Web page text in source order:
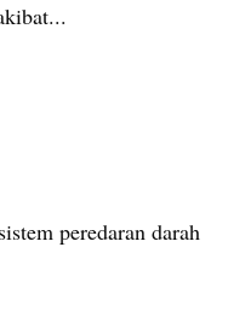
peredaran darah